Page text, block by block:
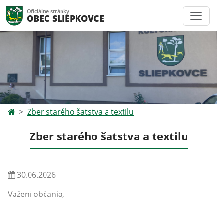
Oficiálne stránky
OBEC SLIEPKOVCE
Zber starého šatstva a textilu
Zber starého šatstva a textilu
30.06.2026
Vážení občania,